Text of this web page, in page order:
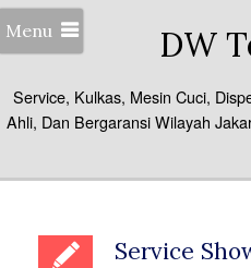
Menu DW
Service, Kulkas, Mesin Cuci,
Ahli, Dan Bergaransi Wilayah
Service